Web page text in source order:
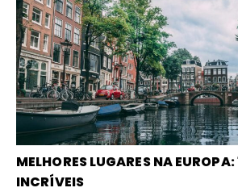
MELHORES LUGARES NA
INCRÍVEIS